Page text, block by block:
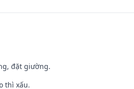
đặt giường.
thì xấu.